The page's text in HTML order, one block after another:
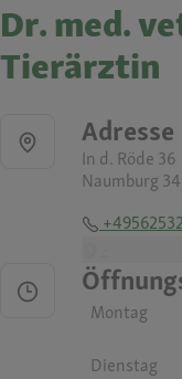
Dr. med.
Tierärztin
Adresse
In d. Röde 36
Naumburg
Montag
Dienstag